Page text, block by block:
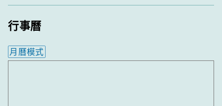
行事曆
月曆模式